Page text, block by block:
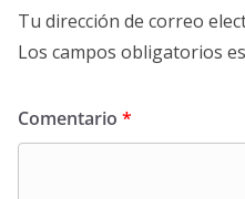
Tu dirección de correo
Los campos obligatorios
Comentario *